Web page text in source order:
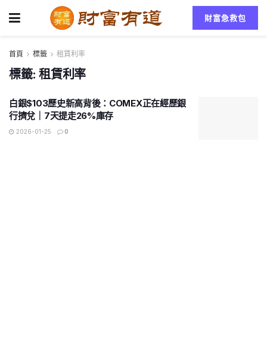
財富急救包
首頁 標籤 租賃利率
標籤:租賃利率
白銀$103歷史新高背後：COMEX正在經歷銀
行擠兌｜7天提走26%庫存
2026-01-25 0